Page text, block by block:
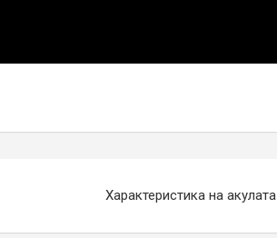
Характеристика на акулата